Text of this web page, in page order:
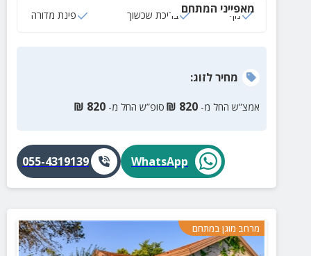
מאפייני המתחם
נוף בריכת שכשוך פינת מדורה
מחירלזוג:
אמצ”ש החל מ- 820
₪ סופ”ש החל מ- 820
₪
WhatsApp
055-4319139
מרחב מוגן במתחם